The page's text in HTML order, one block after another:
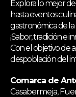
Explora lo mejor
hasta eventos
gastronómica de la
¡Sabor, tradición e
Con el objetivo de
despoblación del
Comarca de
Casabermeja,